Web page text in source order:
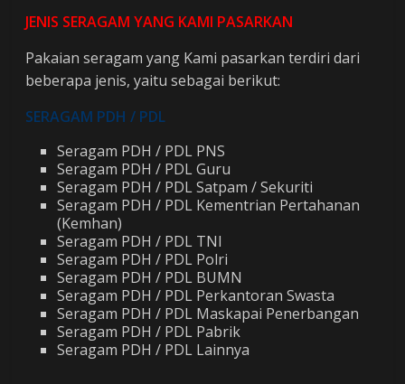
JENIS SERAGAM YANG KAMI PASARKAN
Pakaian seragam yang Kami pasarkan terdiri dari
beberapa jenis, yaitu sebagai berikut:
SERAGAM PDH / PDL
Seragam PDH / PDL PNS
Seragam PDH / PDL Guru
Seragam PDH / PDL Satpam / Sekuriti
Seragam PDH / PDL Kementrian Pertahanan
(Kemhan)
Seragam PDH / PDL TNI
Seragam PDH / PDL Polri
Seragam PDH / PDL BUMN
Seragam PDH / PDL Perkantoran Swasta
Seragam PDH / PDL Maskapai Penerbangan
Seragam PDH / PDL Pabrik
Seragam PDH / PDL Lainnya